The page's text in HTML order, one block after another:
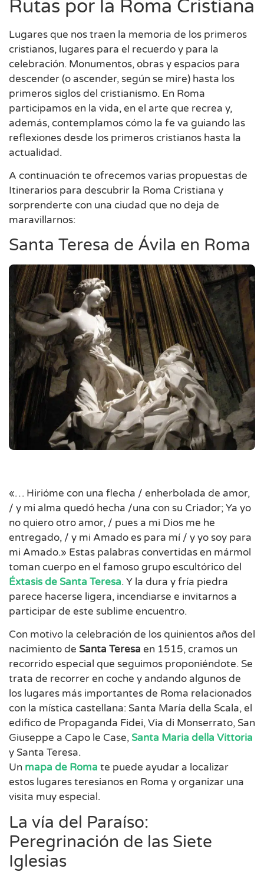
Rutas por la Roma Cristiana
Lugares que nos traen la memoria de los primeros
cristianos, lugares para el recuerdo y para la
celebración. Monumentos, obras y espacios para
descender (o ascender, según se mire) hasta los
primeros siglos del cristianismo. En Roma
participamos en la vida, en el arte que recrea y,
además, contemplamos cómo la fe va guiando las
reflexiones desde los primeros cristianos hasta la
actualidad.
A continuación te ofrecemos varias propuestas de
Itinerarios para descubrir la Roma Cristiana y
sorprenderte con una ciudad que no deja de
maravillarnos:
Santa Teresa de Ávila en Roma
«… Hirióme con una flecha / enherbolada de amor,
/ y mi alma quedó hecha /una con su Criador; Ya yo
no quiero otro amor, / pues a mi Dios me he
entregado, / y mi Amado es para mí / y yo soy para
mi Amado.» Estas palabras convertidas en mármol
toman cuerpo en el famoso grupo escultórico del
Éxtasis de Santa Teresa. Y la dura y fría piedra
parece hacerse ligera, incendiarse e invitarnos a
participar de este sublime encuentro.
Con motivo la celebración de los quinientos años del
nacimiento de Santa Teresa en 1515, cramos un
recorrido especial que seguimos proponiéndote. Se
trata de recorrer en coche y andando algunos de
los lugares más importantes de Roma relacionados
con la mística castellana: Santa María della Scala, el
edifico de Propaganda Fidei, Via di Monserrato, San
Giuseppe a Capo le Case, Santa Maria della Vittoria
y Santa Teresa.
Un mapa de Roma te puede ayudar a localizar
estos lugares teresianos en Roma y organizar una
visita muy especial.
La vía del Paraíso:
Peregrinación de las Siete
Iglesias